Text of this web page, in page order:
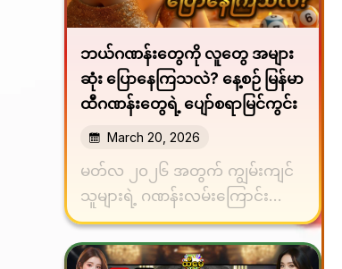
ဘယ်ဂဏန်းတွေကို လူတွေ အများ
ဆုံး ပြောနေကြသလဲ? နေ့စဉ် မြန်မာ
ထီဂဏန်းတွေရဲ့ ပျော်စရာမြင်ကွင်း
March 20, 2026
မတ်လ ၂၀၂၆ အတွက် ကျွမ်းကျင်
သူများရဲ့ ဂဏန်းလမ်းကြောင်းများ
မတ်လ ၂၀၂၆ ကို ရောက...